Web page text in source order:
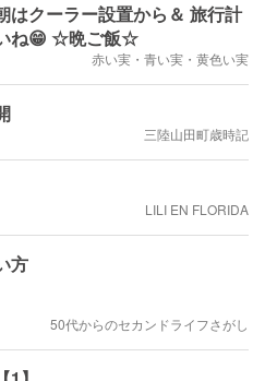
はクーラー設置から＆ 旅行計
ね😁 ☆晩ご飯☆
赤い実・青い実・黄色い実
三陸山田町歳時記
LILI EN FLORIDA
方
50代からのセカンドライフさがし